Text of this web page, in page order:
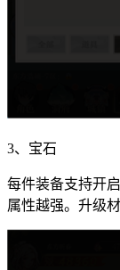
3、宝石
每件装备支持开
属性越强。升级